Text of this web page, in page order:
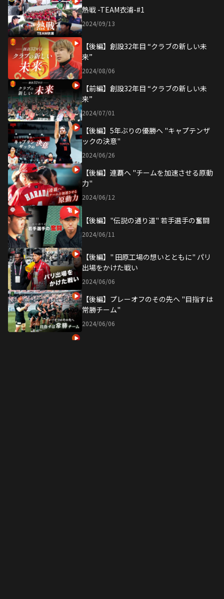
熱戦 -TEAM衣浦-#1
2024/09/13
【後編】創設32年目 “クラブの新しい未
来”
2024/08/06
【前編】創設32年目 “クラブの新しい未
来”
2024/07/01
【後編】5年ぶりの優勝へ "キャプテンザ
ックの決意"
2024/06/26
【後編】連覇へ "チームを加速させる原動
力"
2024/06/12
【後編】"伝説の通り道" 若手選手の奮闘
2024/06/11
【後編】" 田原工場の想いとともに" パリ
出場をかけた戦い
2024/06/06
【後編】プレーオフのその先へ "目指すは
常勝チーム"
2024/06/06